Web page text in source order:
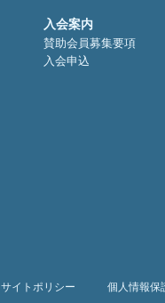
入会案内
賛助会員募集要項
入会申込
サイトポリシー 個人情報保